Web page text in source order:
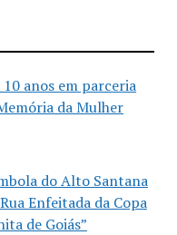
anos em parceria
da Mulher
do Alto Santana
Enfeitada da Copa
de Goiás”